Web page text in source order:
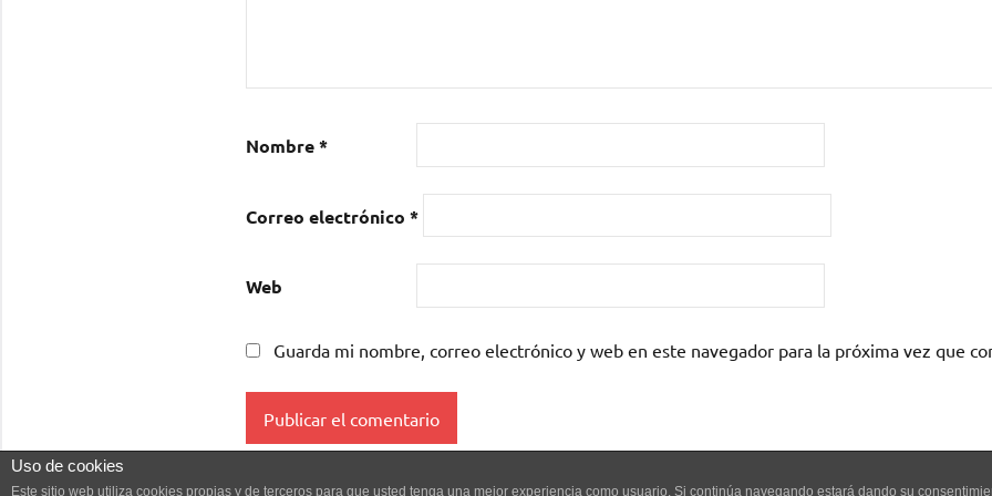
Nombre*
Correo electrónico *
Web
Guarda mi nombre, correo electrónico y web en este navegador para la próxima vez que
Uso de cookies
Este sitio web utiliza cookies propias y de terceros para que usted tenga una mejor experiencia como usuario. Si continúa navegando estará dando su